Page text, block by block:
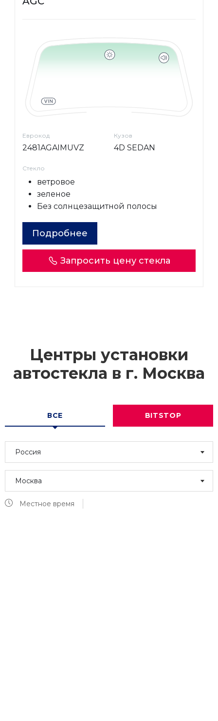
Еврокод
2481AGAIMUVZ
Кузов
4D SEDAN
Стекло
ветровое
зеленое
Без солнцезащитной полосы
Подробнее
Запросить цену стекла
Центры установки
автостекла в г. Москва
ВСЕ BITSTOP
Россия
Москва
Местное время